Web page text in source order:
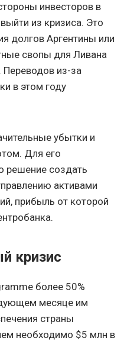
инвесторов в
из кризиса. Это
долгов Аргентины или
свопы для Ливана
из-за
в этом году
убытки и
Для его
решение создать
активами
прибыль от которой
кризис
более 50%
месяце им
страны
необходимо $5 млн в